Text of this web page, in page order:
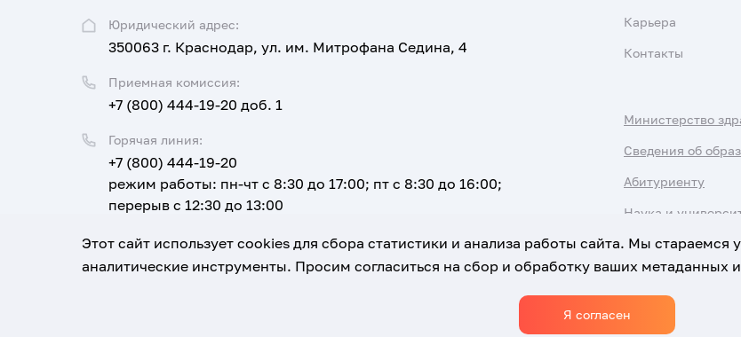
Юридический адрес:
350063 г. Краснодар, ул. им. Митрофана Седина, 4
Приемная комиссия:
+7 (800) 444-19-20 доб. 1
Горячая линия:
+7 (800) 444-19-20
режим работы: пн-чт с 8:30 до 17:00; пт с 8:30 до 16:00;
перерыв с 12:30 до 13:00
Email:
corpus@ksma.ru
Карьера
Контакты
Министерство
Сведения об
Абитуриенту
Наука и
Политика обработки
Этот сайт использует cookies для сбора статистики и анализа работы сайта. Мы
аналитические инструменты. Просим согласиться на сбор и обработку ваших метаданных
Я согласен